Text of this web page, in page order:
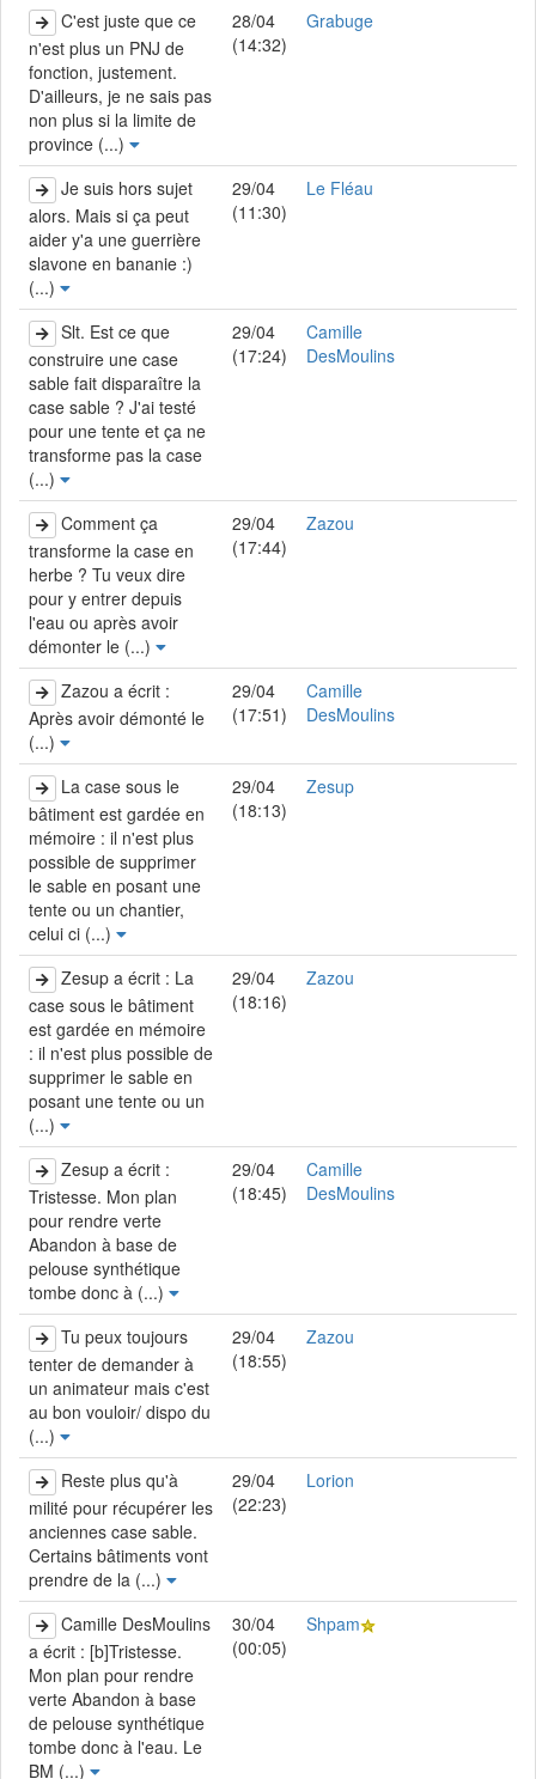
C'est juste que ce
n'est plus un PNJ de
fonction, justement.
D'ailleurs, je ne sais pas
non plus si la limite de
province (...)
28/04
(14:32)
Grabuge
Je suis hors sujet
alors. Mais si ça peut
aider y'a une guerrière
slavone en bananie :)
(...)
29/04
(11:30)
Le Fléau
Slt. Est ce que
construire une case
sable fait disparaître la
case sable ? J'ai testé
pour une tente et ça ne
transforme pas la case
(...)
29/04
(17:24)
Camille
DesMoulins
Comment ça
transforme la case en
herbe ? Tu veux dire
pour y entrer depuis
l'eau ou après avoir
démonter le (...)
29/04
(17:44)
Zazou
Zazou a écrit :
Après avoir démonté le
(...)
29/04
(17:51)
Camille
DesMoulins
La case sous le
bâtiment est gardée en
mémoire : il n'est plus
possible de supprimer
le sable en posant une
tente ou un chantier,
celui ci (...)
29/04
(18:13)
Zesup
Zesup a écrit : La
case sous le bâtiment
est gardée en mémoire
: il n'est plus possible de
supprimer le sable en
posant une tente ou un
(...)
29/04
(18:16)
Zazou
Zesup a écrit :
Tristesse. Mon plan
pour rendre verte
Abandon à base de
pelouse synthétique
tombe donc à (...)
29/04
(18:45)
Camille
DesMoulins
Tu peux toujours
tenter de demander à
un animateur mais c'est
au bon vouloir/ dispo du
(...)
29/04
(18:55)
Zazou
Reste plus qu'à
milité pour récupérer les
anciennes case sable.
Certains bâtiments vont
prendre de la (...)
29/04
(22:23)
Lorion
Camille DesMoulins
a écrit : [b]Tristesse.
Mon plan pour rendre
verte Abandon à base
de pelouse synthétique
tombe donc à l'eau. Le
BM (...)
30/04
(00:05)
Shpam